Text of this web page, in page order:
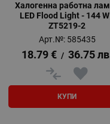
Халогенна работна
LED Flood Light - 144
ZT5219-2
Арт.№: 585435
18.79 € / 36.75
КУПИ